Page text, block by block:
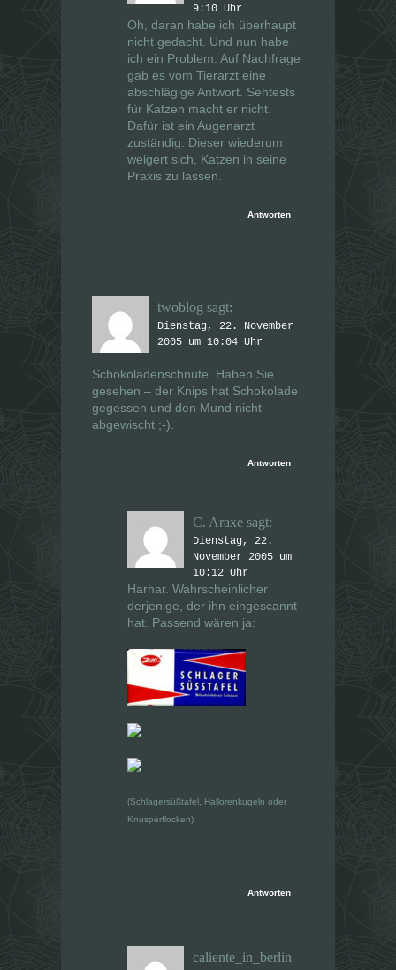
9:10 Uhr
Oh, daran habe ich überhaupt
nicht gedacht. Und nun habe
ich ein Problem. Auf Nachfrage
gab es vom Tierarzt eine
abschlägige Antwort. Sehtests
für Katzen macht er nicht.
Dafür ist ein Augenarzt
zuständig. Dieser wiederum
weigert sich, Katzen in seine
Praxis zu lassen.
Antworten
twoblog sagt:
Dienstag, 22. November
2005 um 10:04 Uhr
Schokoladenschnute. Haben Sie
gesehen – der Knips hat Schokolade
gegessen und den Mund nicht
abgewischt ;-).
Antworten
C. Araxe sagt:
Dienstag, 22.
November 2005 um
10:12 Uhr
Harhar. Wahrscheinlicher
derjenige, der ihn eingescannt
hat. Passend wären ja:
(Schlagersüßtafel, Hallorenkugeln oder
Knusperflocken)
Antworten
caliente_in_berlin